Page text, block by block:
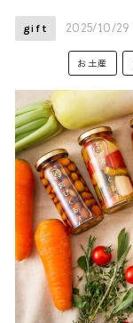
gift 2025/10/29
お土産